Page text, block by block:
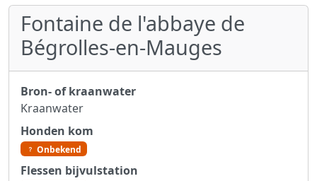
Fontaine de l'abbaye de
Bégrolles-en-Mauges
Bron- of kraanwater
Kraanwater
Honden kom
Onbekend
Flessen bijvulstation